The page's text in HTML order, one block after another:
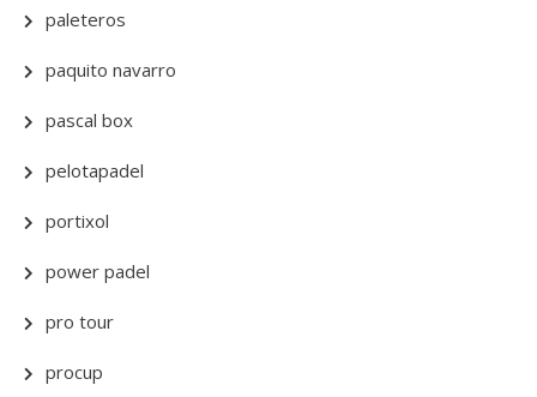
paleteros
paquito navarro
pascal box
pelotapadel
portixol
power padel
pro tour
procup